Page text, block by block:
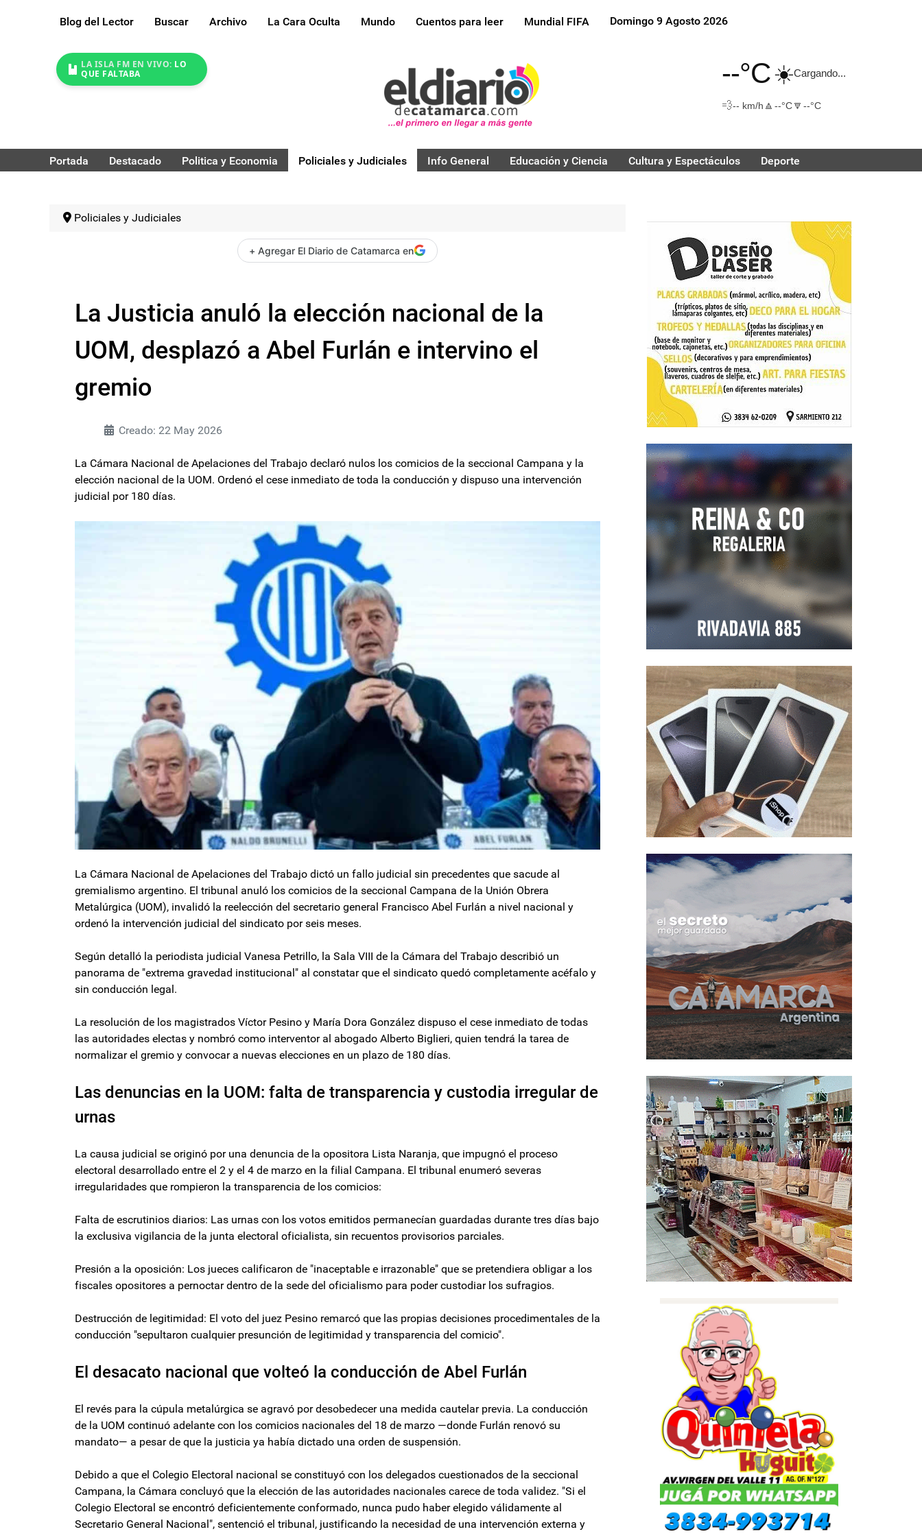
Blog del Lector Buscar Archivo La Cara Oculta Mundo Cuentos para leer Mundial FIFA Domingo 9 Agosto 2026
LA ISLA FM EN VIVO: LO
QUE FALTABA
--°C☀️Cargando...
💨-- km/h 🔼 --°C🔽 --°C
Portada Destacado Politica y Economia Policiales y Judiciales Info General Educación y Ciencia Cultura y Espectáculos Deporte
Policiales y Judiciales
+ Agregar El Diario de Catamarca en
La Justicia anuló la elección nacional de la
UOM, desplazó a Abel Furlán e intervino el
gremio
Creado: 22 May 2026
La Cámara Nacional de Apelaciones del Trabajo declaró nulos los comicios de la seccional Campana y la
elección nacional de la UOM. Ordenó el cese inmediato de toda la conducción y dispuso una intervención
judicial por 180 días.
La Cámara Nacional de Apelaciones del Trabajo dictó un fallo judicial sin precedentes que sacude al
gremialismo argentino. El tribunal anuló los comicios de la seccional Campana de la Unión Obrera
Metalúrgica (UOM), invalidó la reelección del secretario general Francisco Abel Furlán a nivel nacional y
ordenó la intervención judicial del sindicato por seis meses.
Según detalló la periodista judicial Vanesa Petrillo, la Sala VIII de la Cámara del Trabajo describió un
panorama de "extrema gravedad institucional" al constatar que el sindicato quedó completamente acéfalo y
sin conducción legal.
La resolución de los magistrados Víctor Pesino y María Dora González dispuso el cese inmediato de todas
las autoridades electas y nombró como interventor al abogado Alberto Biglieri, quien tendrá la tarea de
normalizar el gremio y convocar a nuevas elecciones en un plazo de 180 días.
Las denuncias en la UOM: falta de transparencia y custodia irregular de
urnas
La causa judicial se originó por una denuncia de la opositora Lista Naranja, que impugnó el proceso
electoral desarrollado entre el 2 y el 4 de marzo en la filial Campana. El tribunal enumeró severas
irregularidades que rompieron la transparencia de los comicios:
Falta de escrutinios diarios: Las urnas con los votos emitidos permanecían guardadas durante tres días bajo
la exclusiva vigilancia de la junta electoral oficialista, sin recuentos provisorios parciales.
Presión a la oposición: Los jueces calificaron de "inaceptable e irrazonable" que se pretendiera obligar a los
fiscales opositores a pernoctar dentro de la sede del oficialismo para poder custodiar los sufragios.
Destrucción de legitimidad: El voto del juez Pesino remarcó que las propias decisiones procedimentales de la
conducción "sepultaron cualquier presunción de legitimidad y transparencia del comicio".
El desacato nacional que volteó la conducción de Abel Furlán
El revés para la cúpula metalúrgica se agravó por desobedecer una medida cautelar previa. La conducción
de la UOM continuó adelante con los comicios nacionales del 18 de marzo —donde Furlán renovó su
mandato— a pesar de que la justicia ya había dictado una orden de suspensión.
Debido a que el Colegio Electoral nacional se constituyó con los delegados cuestionados de la seccional
Campana, la Cámara concluyó que la elección de las autoridades nacionales carece de toda validez. "Si el
Colegio Electoral se encontró deficientemente conformado, nunca pudo haber elegido válidamente al
Secretario General Nacional", sentenció el tribunal, justificando la necesidad de una intervención externa y